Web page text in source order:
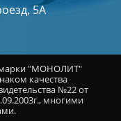
5А
марки "МОНОЛИТ"
качества
№22 от
многими